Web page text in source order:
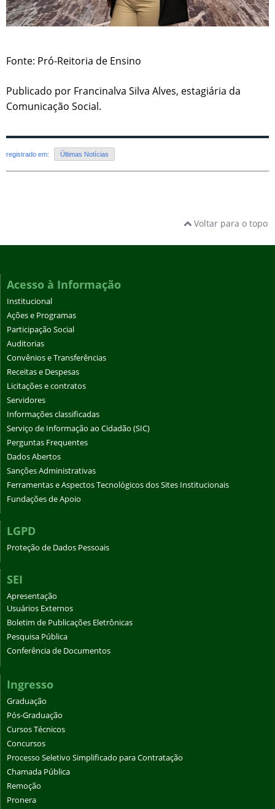
Fonte: Pró-Reitoria de Ensino
Publicado por Francinalva Silva Alves, estagiária da
Comunicação Social.
registrado em: Últimas Notícias
Voltar para o topo
Acesso à Informação
Institucional
Ações e Programas
Participação Social
Auditorias
Convênios e Transferências
Receitas e Despesas
Licitações e contratos
Servidores
Informações classificadas
Serviço de Informação ao Cidadão (SIC)
Perguntas Frequentes
Dados Abertos
Sanções Administrativas
Ferramentas e Aspectos Tecnológicos dos Sites Institucionais
Fundações de Apoio
LGPD
Proteção de Dados Pessoais
SEI
Apresentação
Usuários Externos
Boletim de Publicações Eletrônicas
Pesquisa Pública
Conferência de Documentos
Ingresso
Graduação
Pós-Graduação
Cursos Técnicos
Concursos
Processo Seletivo Simplificado para Contratação
Chamada Pública
Remoção
Pronera